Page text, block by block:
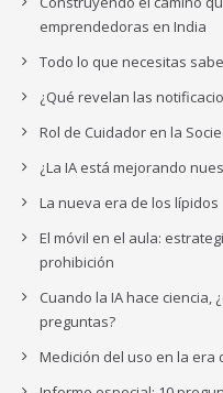
emprendedoras en India
Todo lo que necesitas
¿Qué revelan las
Rol de Cuidador en la
¿La IA está mejorando
La nueva era de los lípidos
El móvil en el aula:
prohibición
Cuando la IA hace
preguntas?
Medición del uso en la era